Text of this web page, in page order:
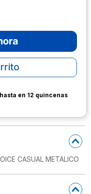
en 12 quincenas
CASUAL METALICO